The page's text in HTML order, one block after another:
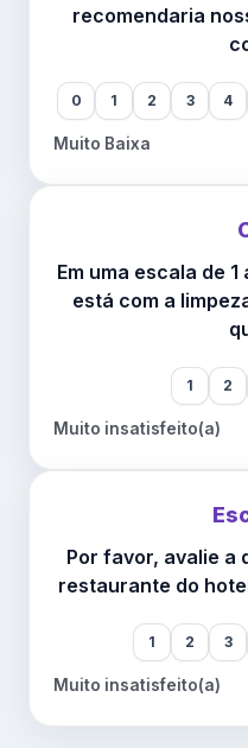
recomendaria
0 1 2 3 4
Muito Baixa
Em uma escala de
está com a
1 2
Muito insatisfeito(a)
Por favor, avalie a
restaurante do
1 2 3
Muito insatisfeito(a)